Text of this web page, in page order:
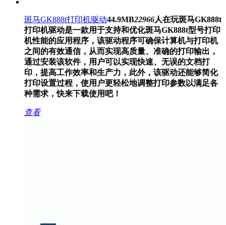
斑马GK888t打印机驱动44.9MB22966人在玩斑马GK888t
打印机驱动是一款用于支持和优化斑马GK888t型号打印
机性能的应用程序，该驱动程序可确保计算机与打印机
之间的有效通信，从而实现高质量、准确的打印输出，
通过安装该软件，用户可以实现快速、无误的文档打
印，提高工作效率和生产力，此外，该驱动还能够简化
打印设置过程，使用户更轻松地调整打印参数以满足各
种需求，快来下载使用吧！
查看